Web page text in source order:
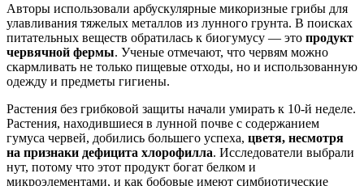
Авторы использовали арбускулярные микоризные грибы для
улавливания тяжелых металлов из лунного грунта. В поисках
питательных веществ обратилась к биогумусу — это продукт
червячной фермы. Ученые отмечают, что червям можно
скармливать не только пищевые отходы, но и использованную
одежду и предметы гигиены.
Растения без грибковой защиты начали умирать к 10-й неделе.
Растения, находившиеся в лунной почве с содержанием
гумуса червей, добились большего успеха, цветя, несмотря
на признаки дефицита хлорофилла. Исследователи выбрали
нут, потому что этот продукт богат белком и
микроэлементами, и как бобовые имеют симбиотические